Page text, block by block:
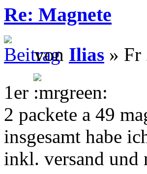
Re: Magnete
von Ilias » Fr
1er
2 packete a 49
insgesamt habe
inkl. versand und